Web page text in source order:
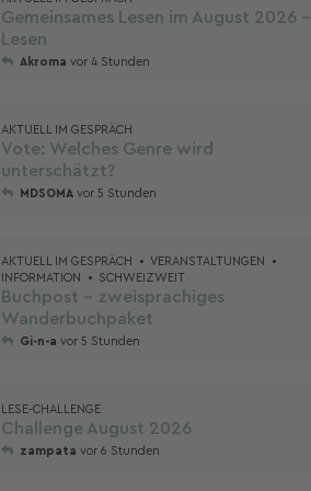
Gemeinsames Lesen im August 2026 -
Lesen
Akroma vor 4 Stunden
AKTUELL IM GESPRÄCH
Vote: Welches Genre wird
unterschätzt?
MDSOMA vor 5 Stunden
AKTUELL IM GESPRÄCH
VERANSTALTUNGEN
INFORMATION
SCHWEIZWEIT
Buchpost - zweisprachiges
Wanderbuchpaket
Gi-n-a vor 5 Stunden
LESE-CHALLENGE
Challenge August 2026
zampata vor 6 Stunden